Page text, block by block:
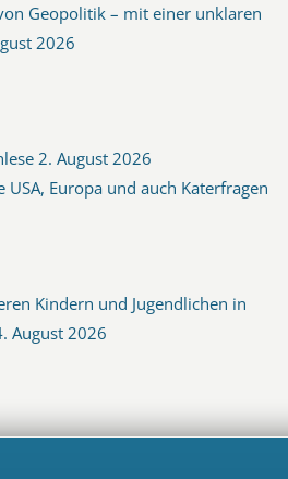
Geopolitik – mit einer unklaren
2026
2. August 2026
USA, Europa und auch Katerfragen
Kindern und Jugendlichen in
August 2026